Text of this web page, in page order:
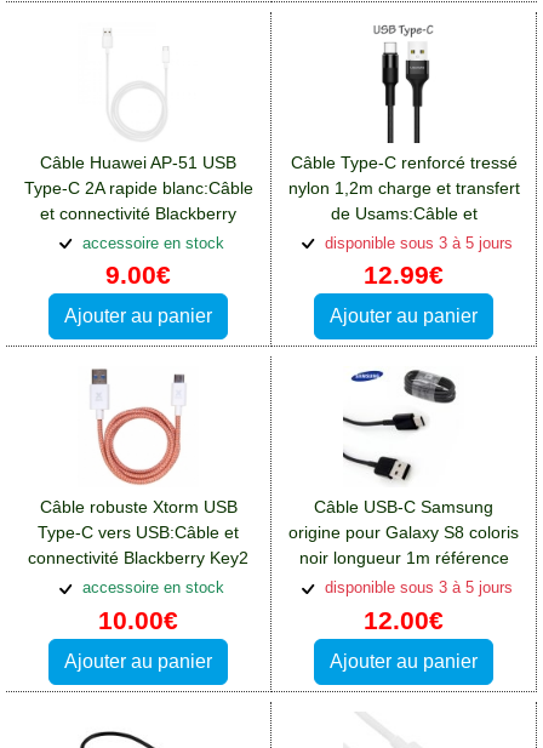
Câble Huawei AP-51 USB
Type-C 2A rapide blanc:Câble
et connectivité Blackberry
Key2
accessoire en stock
9.00€
Ajouter au panier
Câble Type-C renforcé tressé
nylon 1,2m charge et transfert
de Usams:Câble et
connectivité Blackberry Key2
disponible sous 3 à 5 jours
12.99€
Ajouter au panier
Câble robuste Xtorm USB
Type-C vers USB:Câble et
connectivité Blackberry Key2
accessoire en stock
10.00€
Ajouter au panier
Câble USB-C Samsung
origine pour Galaxy S8 coloris
noir longueur 1m référence
EP-DG950CBE
disponible sous 3 à 5 jours
12.00€
Ajouter au panier